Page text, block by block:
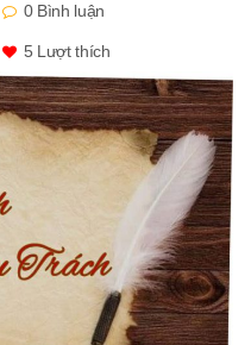
0 Bình luận
5 Lượt thích